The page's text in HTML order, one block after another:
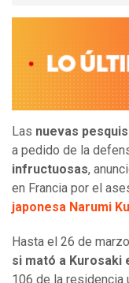
Las nuevas
a pedido de la
infructuosas,
en Francia por el
japonesa Narumi
Hasta el 26 de
si mató a Kurosaki
106 de la residencia